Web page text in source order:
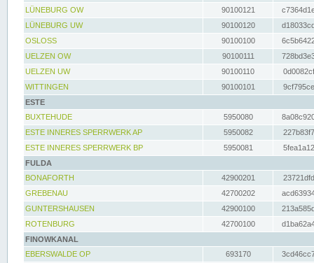
LÜNEBURG OW
90100121
LÜNEBURG UW
90100120
OSLOSS
90100100
UELZEN OW
90100111
UELZEN UW
90100110
WITTINGEN
90100101
ESTE
BUXTEHUDE
5950080
ESTE INNERES SPERRWERK AP
5950082
ESTE INNERES SPERRWERK BP
5950081
FULDA
BONAFORTH
42900201
GREBENAU
42700202
GUNTERSHAUSEN
42900100
ROTENBURG
42700100
FINOWKANAL
EBERSWALDE OP
693170